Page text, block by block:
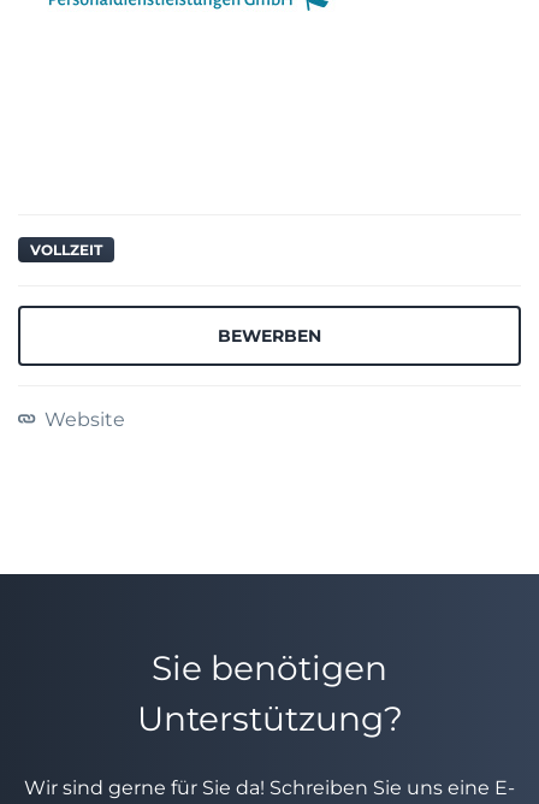
VOLLZEIT
BEWERBEN
Website
Sie benötigen
Unterstützung?
Wir sind gerne für Sie da! Schreiben Sie uns eine E-